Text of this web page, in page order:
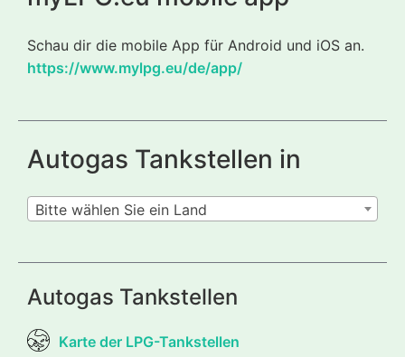
Schau dir die mobile App für Android und iOS an.
https://www.mylpg.eu/de/app/
Autogas Tankstellen in
Bitte wählen Sie ein Land
Autogas Tankstellen
Karte der LPG-Tankstellen